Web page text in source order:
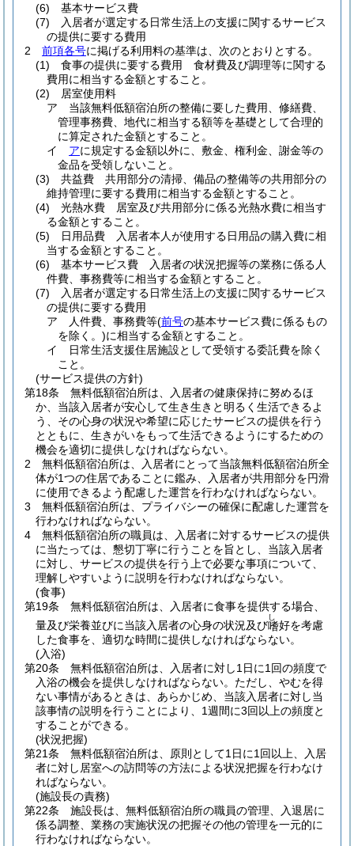
(6)
基本サービス費
(7)
入居者が選定する日常生活上の支援に関するサービス
の提供に要する費用
2
前項各号に掲げる利用料の基準は、次のとおりとする。
(1)
食事の提供に要する費用 食材費及び調理等に関する
費用に相当する金額とすること。
(2)
居室使用料
ア
当該無料低額宿泊所の整備に要した費用、修繕費、
管理事務費、地代に相当する額等を基礎として合理的
に算定された金額とすること。
イ
アに規定する金額以外に、敷金、権利金、謝金等の
金品を受領しないこと。
(3)
共益費 共用部分の清掃、備品の整備等の共用部分の
維持管理に要する費用に相当する金額とすること。
(4)
光熱水費 居室及び共用部分に係る光熱水費に相当す
る金額とすること。
(5)
日用品費 入居者本人が使用する日用品の購入費に相
当する金額とすること。
(6)
基本サービス費 入居者の状況把握等の業務に係る人
件費、事務費等に相当する金額とすること。
(7)
入居者が選定する日常生活上の支援に関するサービス
の提供に要する費用
ア
人件費、事務費等(前号の基本サービス費に係るもの
を除く。)に相当する金額とすること。
イ
日常生活支援住居施設として受領する委託費を除く
こと。
(サービス提供の方針)
第18条
無料低額宿泊所は、入居者の健康保持に努めるほ
か、当該入居者が安心して生き生きと明るく生活できるよ
う、その心身の状況や希望に応じたサービスの提供を行う
とともに、生きがいをもって生活できるようにするための
機会を適切に提供しなければならない。
2
無料低額宿泊所は、入居者にとって当該無料低額宿泊所全
体が1つの住居であることに鑑み、入居者が共用部分を円滑
に使用できるよう配慮した運営を行わなければならない。
3
無料低額宿泊所は、プライバシーの確保に配慮した運営を
行わなければならない。
4
無料低額宿泊所の職員は、入居者に対するサービスの提供
に当たっては、懇切丁寧に行うことを旨とし、当該入居者
に対し、サービスの提供を行う上で必要な事項について、
理解しやすいように説明を行わなければならない。
(食事)
第19条
無料低額宿泊所は、入居者に食事を提供する場合、
量及び栄養並びに当該入居者の心身の状況及び嗜
し
好を考慮
した食事を、適切な時間に提供しなければならない。
(入浴)
第20条
無料低額宿泊所は、入居者に対し1日に1回の頻度で
入浴の機会を提供しなければならない。 ただし、やむを得
ない事情があるときは、あらかじめ、当該入居者に対し当
該事情の説明を行うことにより、1週間に3回以上の頻度と
することができる。
(状況把握)
第21条
無料低額宿泊所は、原則として1日に1回以上、入居
者に対し居室への訪問等の方法による状況把握を行わなけ
ればならない。
(施設長の責務)
第22条
施設長は、無料低額宿泊所の職員の管理、入退居に
係る調整、業務の実施状況の把握その他の管理を一元的に
行わなければならない。